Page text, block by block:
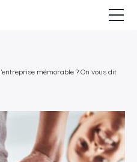
mémorable ? On vous dit